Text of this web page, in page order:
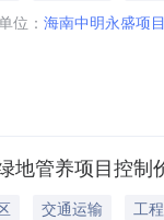
位： 海南中明永盛项
地管养项目控制
交通运输
工程